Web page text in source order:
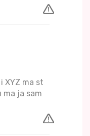
XYZ ma st
ma ja sam